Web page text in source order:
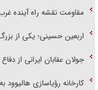
مقاومت نقشه راه آینده
اربعین حسینی؛ یکی از
جولان عقابان ایرانی از
کارخانه رؤیاسازی